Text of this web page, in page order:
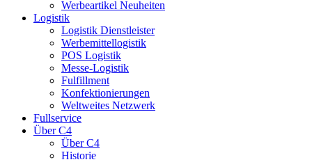
Werbeartikel Neuheiten
Logistik
Logistik Dienstleister
Werbemittellogistik
POS Logistik
Messe-Logistik
Fulfillment
Konfektionierungen
Weltweites Netzwerk
Fullservice
Über C4
Über C4
Historie